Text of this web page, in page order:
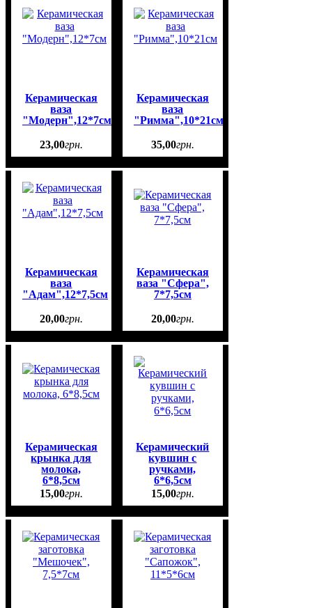
Керамическая
ваза
"Модерн",12*7см
23,00грн.
Керамическая
ваза
"Римма",10*21см
35,00грн.
Керамическая
ваза
"Адам",12*7,5см
20,00грн.
Керамическая
ваза "Сфера",
7*7,5см
20,00грн.
Керамическая
крынка для
молока,
6*8,5см
15,00грн.
Керамический
кувшин с
ручками,
6*6,5см
15,00грн.